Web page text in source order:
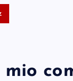
mio